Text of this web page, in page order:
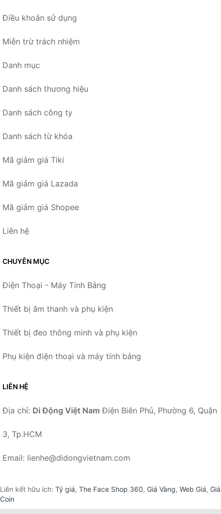
Điều khoản sử dụng
Miễn trừ trách nhiệm
Danh mục
Danh sách thương hiệu
Danh sách công ty
Danh sách từ khóa
Mã giảm giá Tiki
Mã giảm giá Lazada
Mã giảm giá Shopee
Liên hệ
CHUYÊN MỤC
Điện Thoại - Máy Tính Bảng
Thiết bị âm thanh và phụ kiện
Thiết bị đeo thông minh và phụ kiện
Phụ kiện điện thoại và máy tính bảng
LIÊN HỆ
Địa chỉ: Di Động Việt Nam Điện Biên Phủ, Phường 6, Quận
3, Tp.HCM
Email: lienhe@didongvietnam.com
Liên kết hữu ích: Tỷ giá, The Face Shop 360, Giá Vàng, Web Giá, Giá
Coin